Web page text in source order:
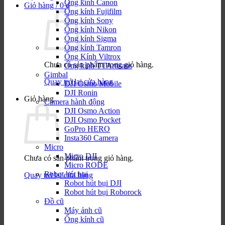
Giỏ hàng /0₫
Chưa có sản phẩm trong giỏ hàng.
Quay trở lại cửa hàng
Giỏ hàng
Chưa có sản phẩm trong giỏ hàng.
Quay trở lại cửa hàng
Ống kính Canon
Ống kính Fujifilm
Ống kính Sony
Ống kính Nikon
Ống kính Sigma
Ống kính Tamron
Ống Kính Viltrox
Ống kính TTArtisans
Gimbal
DJI Osmo Mobile
DJI Ronin
Camera hành động
DJI Osmo Action
DJI Osmo Pocket
GoPro HERO
Insta360 Camera
Micro
Micro DJI
Micro RODE
Robot hút bụi
Robot hút bụi DJI
Robot hút bụi Roborock
Đồ cũ
Máy ảnh cũ
Ống kính cũ